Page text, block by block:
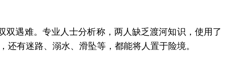
遇难。专业人士分析称，两人缺乏渡河知识，使用了
有迷路、溺水、滑坠等，都能将人置于险境。